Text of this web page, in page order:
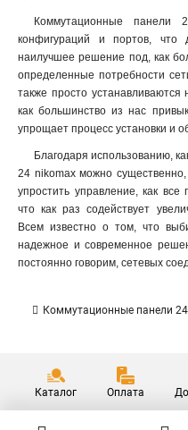
Коммутационные
конфигураций и портов, что
наилучшее решение под, как
определенные потребности
также просто
как большинство из нас
упрощает процесс установки и
Благодаря использованию,
24 nikomax можно
упростить управление, как все
что как раз содействует
Всем известно о том, что
надежное и современное
постоянно говорим, сетевых
Коммутационные панели
Каталог Оплата